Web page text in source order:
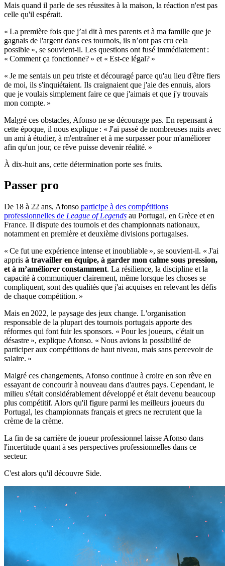
Mais quand il parle de ses réussites à la maison, la réaction n'est pas
celle qu'il espérait.
« La première fois que j’ai dit à mes parents et à ma famille que je
gagnais de l'argent dans ces tournois, ils n’ont pas cru cela
possible », se souvient-il. Les questions ont fusé immédiatement :
« Comment ça fonctionne? » et « Est-ce légal? »
« Je me sentais un peu triste et découragé parce qu'au lieu d'être fiers
de moi, ils s'inquiétaient. Ils craignaient que j'aie des ennuis, alors
que je voulais simplement faire ce que j'aimais et que j'y trouvais
mon compte. »
Malgré ces obstacles, Afonso ne se décourage pas. En repensant à
cette époque, il nous explique : « J'ai passé de nombreuses nuits avec
un ami à étudier, à m'entraîner et à me surpasser pour m'améliorer
afin qu'un jour, ce rêve puisse devenir réalité. »
À dix-huit ans, cette détermination porte ses fruits.
Passer pro
De 18 à 22 ans, Afonso participe à des compétitions
professionnelles de League of Legends au Portugal, en Grèce et en
France. Il dispute des tournois et des championnats nationaux,
notamment en première et deuxième divisions portugaises.
« Ce fut une expérience intense et inoubliable », se souvient-il. « J'ai
appris à travailler en équipe, à garder mon calme sous pression,
et à m’améliorer constamment. La résilience, la discipline et la
capacité à communiquer clairement, même lorsque les choses se
compliquent, sont des qualités que j'ai acquises en relevant les défis
de chaque compétition. »
Mais en 2022, le paysage des jeux change. L'organisation
responsable de la plupart des tournois portugais apporte des
réformes qui font fuir les sponsors. « Pour les joueurs, c'était un
désastre », explique Afonso. « Nous avions la possibilité de
participer aux compétitions de haut niveau, mais sans percevoir de
salaire. »
Malgré ces changements, Afonso continue à croire en son rêve en
essayant de concourir à nouveau dans d'autres pays. Cependant, le
milieu s'était considérablement développé et était devenu beaucoup
plus compétitif. Alors qu'il figure parmi les meilleurs joueurs du
Portugal, les championnats français et grecs ne recrutent que la
crème de la crème.
La fin de sa carrière de joueur professionnel laisse Afonso dans
l'incertitude quant à ses perspectives professionnelles dans ce
secteur.
C'est alors qu'il découvre Side.